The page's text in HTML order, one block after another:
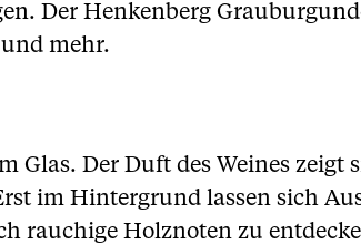
Der Henkenberg
und mehr.
Glas. Der Duft des Weines zeigt
im Hintergrund lassen sich
rauchige Holznoten zu